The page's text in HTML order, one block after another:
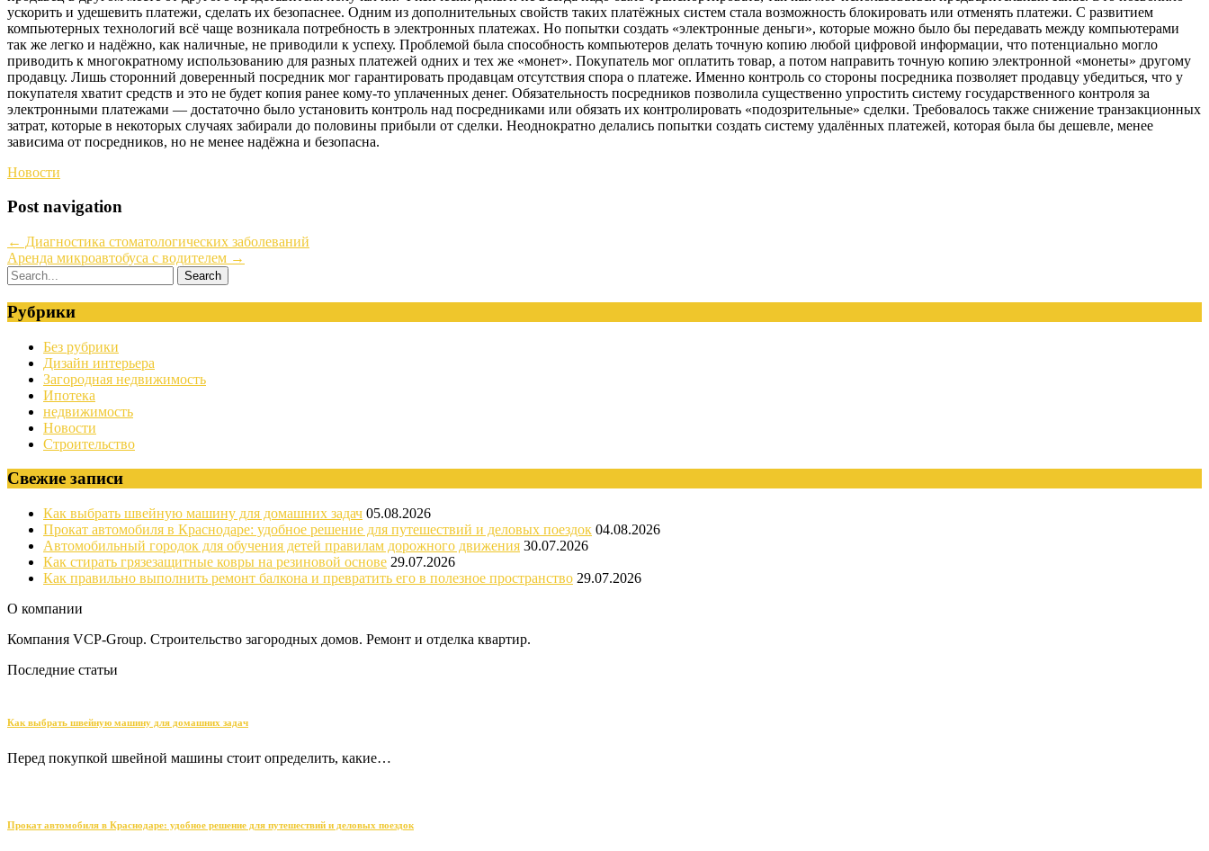
ускорить и удешевить платежи, сделать их безопаснее. Одним из дополнительных свойств таких платёжных систем стала возможность блокировать или отменять платежи. С развитием
компьютерных технологий всё чаще возникала потребность в электронных платежах. Но попытки создать «электронные деньги», которые можно было бы передавать между компьютерами
так же легко и надёжно, как наличные, не приводили к успеху. Проблемой была способность компьютеров делать точную копию любой цифровой информации, что потенциально могло
приводить к многократному использованию для разных платежей одних и тех же «монет». Покупатель мог оплатить товар, а потом направить точную копию электронной «монеты» другому
продавцу. Лишь сторонний доверенный посредник мог гарантировать продавцам отсутствия спора о платеже. Именно контроль со стороны посредника позволяет продавцу убедиться, что у
покупателя хватит средств и это не будет копия ранее кому-то уплаченных денег. Обязательность посредников позволила существенно упростить систему государственного контроля за
электронными платежами — достаточно было установить контроль над посредниками или обязать их контролировать «подозрительные» сделки. Требовалось также снижение транзакционных
затрат, которые в некоторых случаях забирали до половины прибыли от сделки. Неоднократно делались попытки создать систему удалённых платежей, которая была бы дешевле, менее
зависима от посредников, но не менее надёжна и безопасна.
Новости
Post navigation
← Диагностика стоматологических заболеваний
Аренда микроавтобуса с водителем →
Рубрики
Без рубрики
Дизайн интерьера
Загородная недвижимость
Ипотека
недвижимость
Новости
Строительство
Свежие записи
Как выбрать швейную машину для домашних задач 05.08.2026
Прокат автомобиля в Краснодаре: удобное решение для путешествий и деловых поездок 04.08.2026
Автомобильный городок для обучения детей правилам дорожного движения 30.07.2026
Как стирать грязезащитные ковры на резиновой основе 29.07.2026
Как правильно выполнить ремонт балкона и превратить его в полезное пространство 29.07.2026
О компании
Компания VCP-Group. Строительство загородных домов. Ремонт и отделка квартир.
Последние статьи
Как выбрать швейную машину для домашних задач
Перед покупкой швейной машины стоит определить, какие…
Прокат автомобиля в Краснодаре: удобное решение для путешествий и деловых поездок